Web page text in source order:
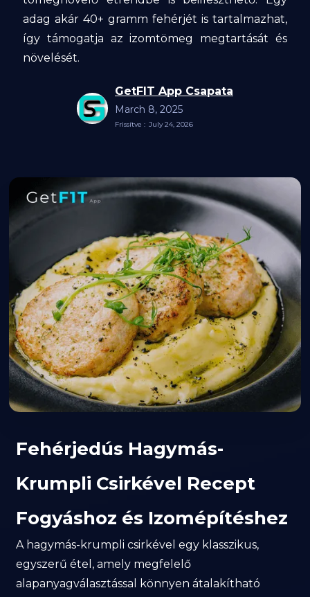
adag akár 40+ gramm fehérjét is tartalmazhat,
így támogatja az izomtömeg megtartását és
növelését.
GetFIT App Csapata
March 8, 2025
Frissítve : July 24, 2026
Fehérjedús Hagymás-
Krumpli Csirkével Recept
Fogyáshoz és Izomépítéshez
A hagymás-krumpli csirkével egy klasszikus,
egyszerű étel, amely megfelelő
alapanyagválasztással könnyen átalakítható